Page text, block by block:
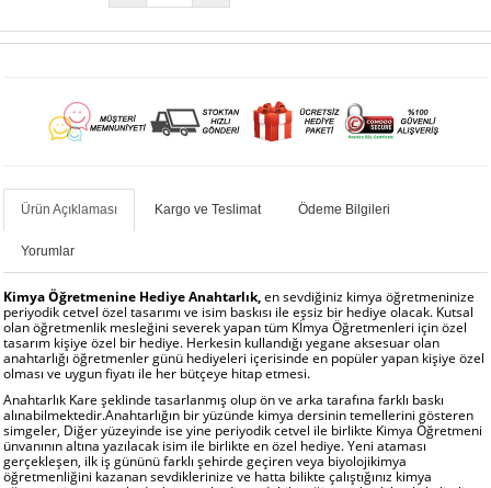
Ürün Açıklaması Kargo ve Teslimat Ödeme Bilgileri
Yorumlar
Kimya Öğretmenine Hediye Anahtarlık,en sevdiğiniz kimya öğretmeninize
periyodik cetvel özel tasarımı ve isim baskısı ile eşsiz bir hediye olacak. Kutsal
olan öğretmenlik mesleğini severek yapan tüm Kİmya Öğretmenleri için özel
tasarım kişiye özel bir hediye. Herkesin kullandığı yegane aksesuar olan
anahtarlığı öğretmenler günü hediyeleri içerisinde en popüler yapan kişiye özel
olması ve uygun fiyatı ile her bütçeye hitap etmesi.
Anahtarlık Kare şeklinde tasarlanmış olup ön ve arka tarafına farklı baskı
alınabilmektedir.Anahtarlığın bir yüzünde kimya dersinin temellerini gösteren
simgeler, Diğer yüzeyinde ise yine periyodik cetvel ile birlikte Kimya Öğretmeni
ünvanının altına yazılacak isim ile birlikte en özel hediye. Yeni ataması
gerçekleşen, ilk iş gününü farklı şehirde geçiren veya biyolojikimya
öğretmenliğini kazanan sevdiklerinize ve hatta bilikte çalıştığınız kimya